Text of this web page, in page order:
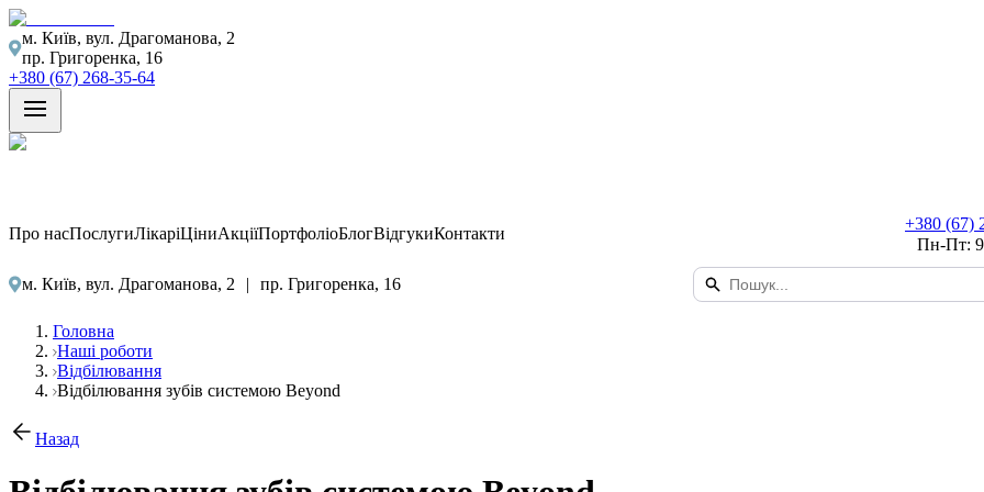
м. Київ, вул. Драгоманова, 2
пр. Григоренка, 16
+380 (67) 268-35-64
Про насПослугиЛікаріЦіниАкціїПортфоліоБлогВідгукиКонтакти
+380 (67)
Пн-Пт:
м. Київ, вул. Драгоманова, 2 | пр. Григоренка, 16
Головна
Наші роботи
Відбілювання
Відбілювання зубів системою Beyond
Назад